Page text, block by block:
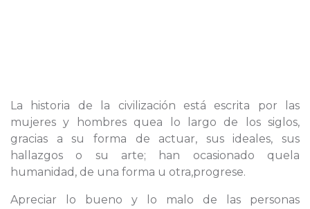
La historia de la civilización está escrita por las
mujeres y hombres quea lo largo de los siglos,
gracias a su forma de actuar, sus ideales, sus
hallazgos o su arte; han ocasionado quela
humanidad, de una forma u otra,progrese.
Apreciar lo bueno y lo malo de las personas